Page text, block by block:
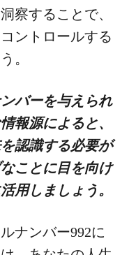
察することで、
ントロールする
。
バーを与えられ
報源によると、
認識する必要が
ことに目を向け
用しましょう。
ナンバー992に